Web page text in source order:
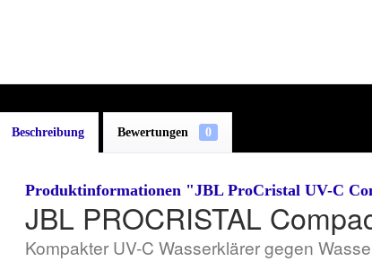
Beschreibung Bewertungen 0
Produktinformationen "JBL ProCristal UV-C
JBL PROCRISTAL
Kompakter UV-C Wasserklärer gegen